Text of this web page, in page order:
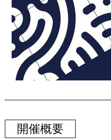
開催概要